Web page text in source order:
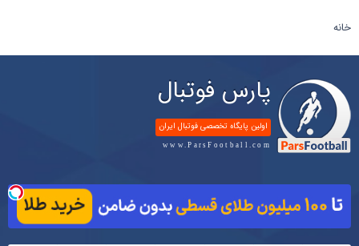
خانه
پارس فوتبال
اولین پایگاه تخصصی فوتبال ایران
www.ParsFootball.com